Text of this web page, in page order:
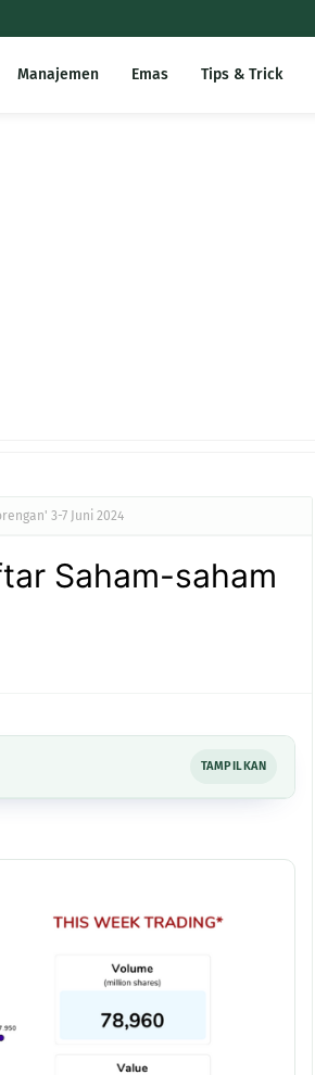
Manajemen Emas Tips & Trick
3-7 Juni 2024
Saham-saham
TAMPILKAN